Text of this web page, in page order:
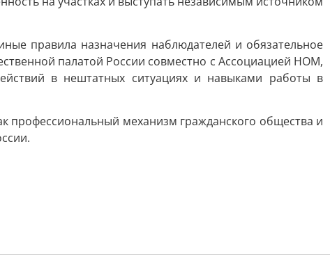
правила назначения наблюдателей и обязательное
палатой России совместно с Ассоциацией НОМ,
в нештатных ситуациях и навыками работы в
профессиональный механизм гражданского общества и